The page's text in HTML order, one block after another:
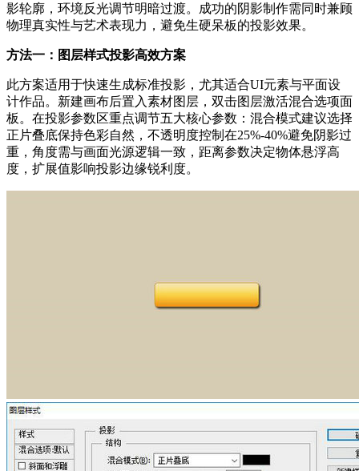
影轮廓，环境反光调节明暗过渡。成功的阴影制作需同时兼顾
物理真实性与艺术表现力，避免生硬呆板的投影效果。
方法一：图层样式投影高效方案
此方案适用于快速生成标准投影，尤其适合UI元素与平面设
计作品。新建画布后置入素材图层，双击图层激活混合选项面
板。在投影参数区重点调节五大核心参数：混合模式建议选择
正片叠底保持色彩自然，不透明度控制在25%-40%避免阴影过
重，角度需与画面光源逻辑一致，距离参数决定物体悬浮高
度，扩展值影响投影边缘锐利度。